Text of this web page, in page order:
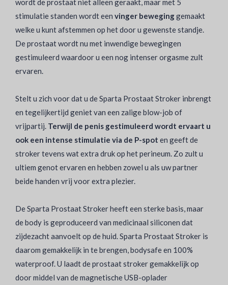
wordt de prostaat niet alleen geraakt, maar met 5
stimulatie standen wordt een vinger beweginggemaakt
welke u kunt afstemmen op het door u gewenste standje.
De prostaat wordt nu met inwendige bewegingen
gestimuleerd waardoor u een nog intenser orgasme zult
ervaren.
Stelt u zich voor dat u de Sparta Prostaat Stroker inbrengt
en tegelijkertijd geniet van een zalige blow-job of
vrijpartij. Terwijl de penis gestimuleerd wordt ervaart u
ook een intense stimulatie via de P-spot en geeft de
stroker tevens wat extra druk op het perineum. Zo zult u
ultiem genot ervaren en hebben zowel u als uw partner
beide handen vrij voor extra plezier.
De Sparta Prostaat Stroker heeft een sterke basis, maar
de body is geproduceerd van medicinaal siliconen dat
zijdezacht aanvoelt op de huid. Sparta Prostaat Stroker is
daarom gemakkelijk in te brengen, bodysafe en 100%
waterproof. U laadt de prostaat stroker gemakkelijk op
door middel van de magnetische USB-oplader